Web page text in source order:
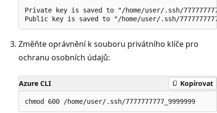
Private key is saved to "/home/user/.ssh/
Změňte oprávnění k souboru privátního klíče pro
ochranu osobních údajů:
Azure CLI Kopírovat